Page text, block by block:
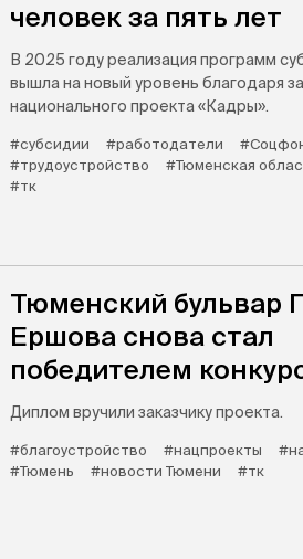
человек за пять лет
В 2025 году реализация программ
вышла на новый уровень благодаря
национального проекта «Кадры».
#субсидии #работодатели
#трудоустройство
#Тюменская
#тк
Тюменский бульвар
Ершова снова стал
победителем
Диплом вручили заказчику проекта.
#благоустройство #нацпроекты
#Тюмень
#новости Тюмени #тк